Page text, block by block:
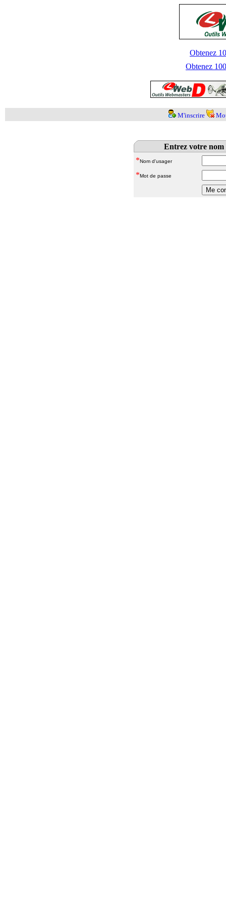
Obtenez
Obtenez
M'inscrire
Entrez votre nom
*Nom d'usager
*Mot de passe